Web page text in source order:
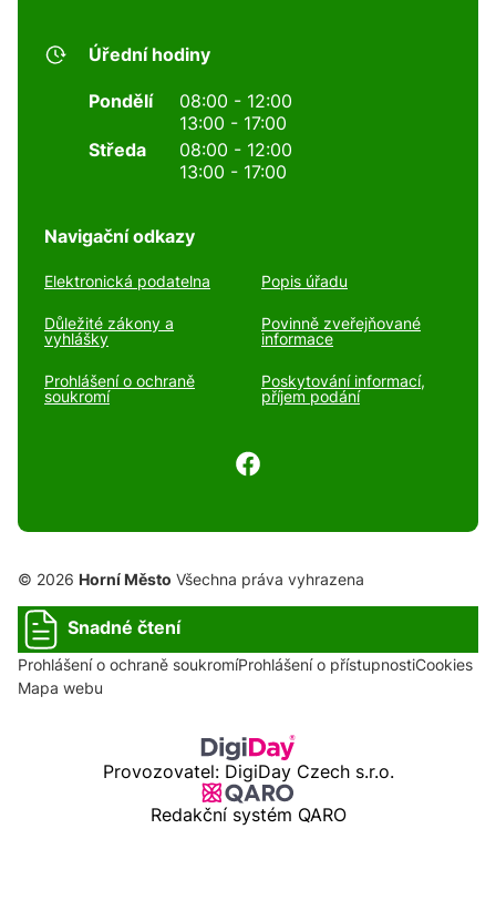
Úřední hodiny
Pondělí
08:00 - 12:00
13:00 - 17:00
Středa
08:00 - 12:00
13:00 - 17:00
Navigační odkazy
Elektronická podatelna Popis úřadu
Důležité zákony a
vyhlášky
Povinně zveřejňované
informace
Prohlášení o ochraně
soukromí
Poskytování informací,
příjem podání
© 2026 Horní Město Všechna práva vyhrazena
Snadné čtení
Prohlášení o ochraně soukromíProhlášení o přístupnostiCookies
Mapa webu
Provozovatel: DigiDay Czech s.r.o.
Redakční systém QARO